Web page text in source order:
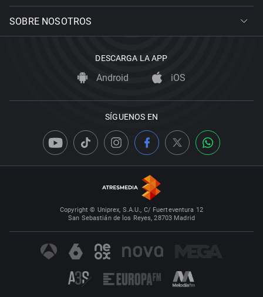
SOBRE NOSOTROS
DESCARGA LA APP
Android iOS
SÍGUENOS EN
Copyright © Uniprex, S.A.U., C/ Fuerteventura 12
San Sebastián de los Reyes, 28703 Madrid